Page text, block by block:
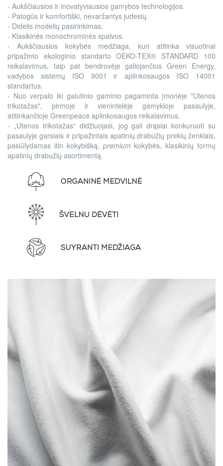
- Aukščiausios ir inovatyviausios gamybos technologijos.
- Patogūs ir komfortiški, nevaržantys judesių.
- Didelis modelių pasirinkimas.
- Klasikinės monochrominės spalvos.
- Aukščiausios kokybės medžiaga, kuri atitinka visuotinai
pripažinto ekologinio standarto OEKO-TEX® STANDARD 100
reikalavimus, taip pat bendrovėje galiojančius Green Energy,
vadybos sistemų ISO 9001 ir aplinkosaugos ISO 14001
standartus.
- Nuo verpalo iki galutinio gaminio pagaminta įmonėje "Utenos
trikotažas", pirmoje ir vienintelėje gamykloje pasaulyje,
atitinkančioje Greenpeace aplinkosaugos reikalavimus.
- „Utenos trikotažas“ didžiuojasi, jog gali drąsiai konkuruoti su
pasaulyje garsiais ir pripažintais apatinių drabužių prekių ženklais,
pasiūlydamas itin kokybišką, premium kokybės, klasikinių formų
apatinių drabužių asortimentą.